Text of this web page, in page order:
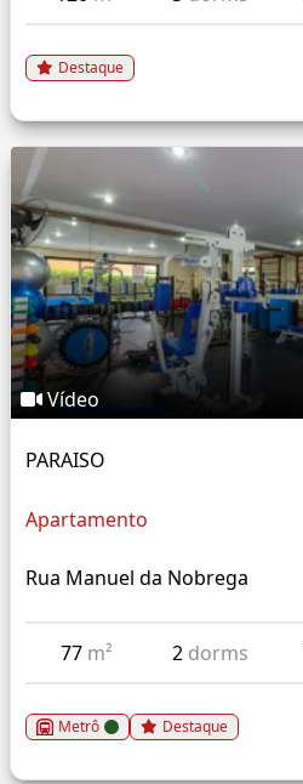
Destaque
Vídeo
PARAISO
Apartamento
Rua Manuel da Nobrega
77 m² 2 dorms
Metrô Destaque